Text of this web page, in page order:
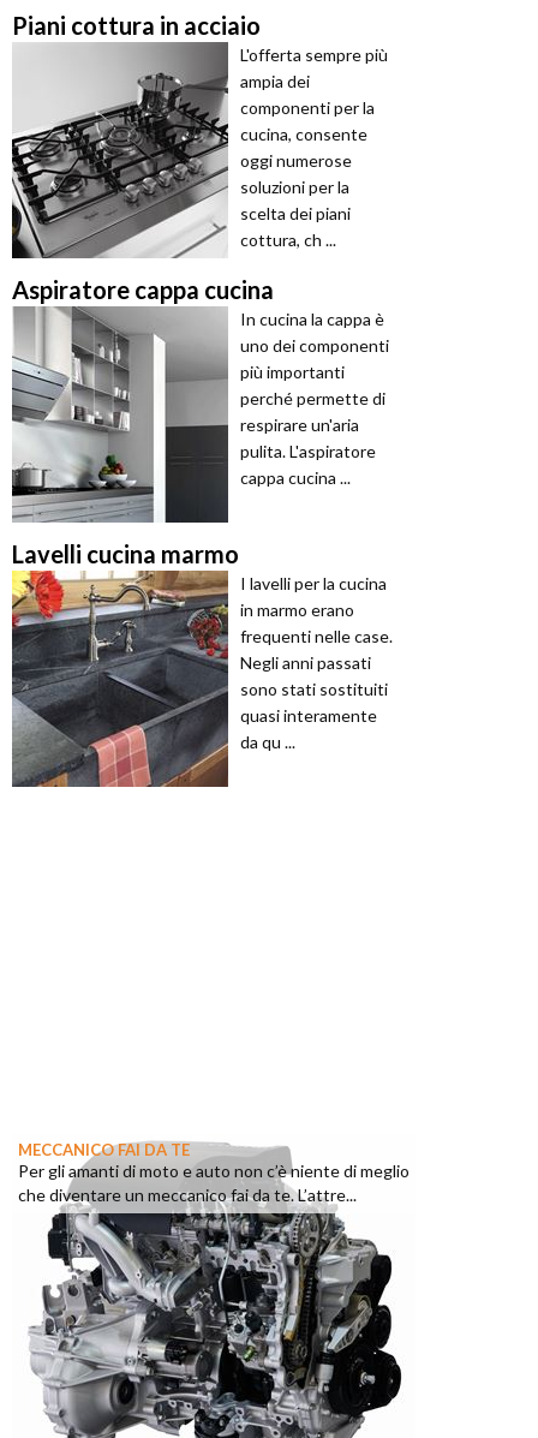
Piani cottura in acciaio
L'offerta sempre più
ampia dei
componenti per la
cucina, consente
oggi numerose
soluzioni per la
scelta dei piani
cottura, ch ...
Aspiratore cappa cucina
In cucina la cappa è
uno dei componenti
più importanti
perché permette di
respirare un'aria
pulita. L'aspiratore
cappa cucina ...
Lavelli cucina marmo
I lavelli per la cucina
in marmo erano
frequenti nelle case.
Negli anni passati
sono stati sostituiti
quasi interamente
da qu ...
MECCANICO FAI DA TE
Per gli amanti di moto e auto non c’è niente di meglio
che diventare un meccanico fai da te. L’attre...